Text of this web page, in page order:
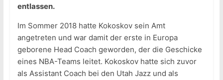
entlassen.
Im Sommer 2018 hatte Kokoskov sein Amt
angetreten und war damit der erste in Europa
geborene Head Coach geworden, der die Geschicke
eines NBA-Teams leitet. Kokoskov hatte sich zuvor
als Assistant Coach bei den Utah Jazz und als